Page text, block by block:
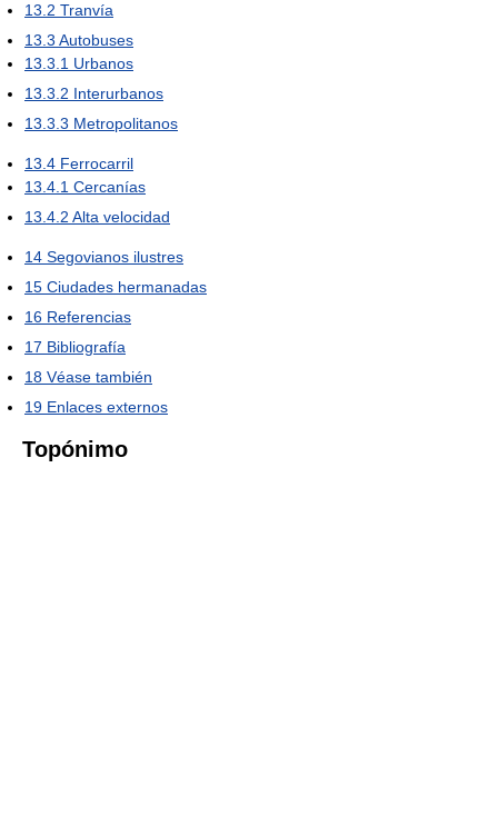
13.2 Tranvía
13.3 Autobuses
13.3.1 Urbanos
13.3.2 Interurbanos
13.3.3 Metropolitanos
13.4 Ferrocarril
13.4.1 Cercanías
13.4.2 Alta velocidad
14 Segovianos ilustres
15 Ciudades hermanadas
16 Referencias
17 Bibliografía
18 Véase también
19 Enlaces externos
Topónimo